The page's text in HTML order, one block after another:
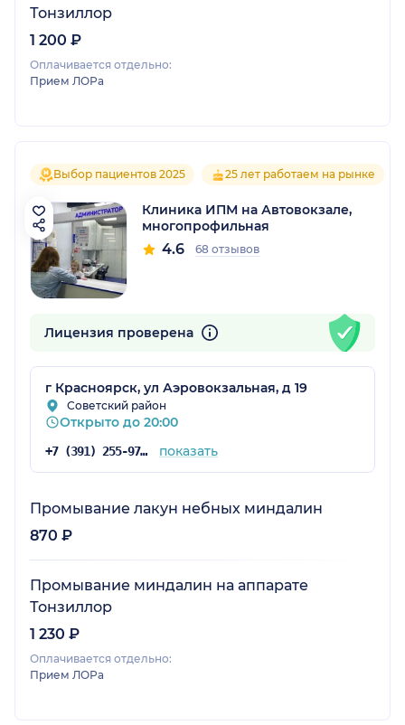
Тонзиллор
1 200 ₽
Оплачивается отдельно:
Прием ЛОРа
Выбор пациентов 2025 25 лет работаем на рынке
Клиника ИПМ на Автовокзале,
многопрофильная
4.6 68 отзывов
Лицензия проверена
г Красноярск, ул Аэровокзальная, д 19
Советский район
Открыто до 20:00
+7 (391) 255-97-79 показать
Промывание лакун небных миндалин
870 ₽
Промывание миндалин на аппарате
Тонзиллор
1 230 ₽
Оплачивается отдельно:
Прием ЛОРа